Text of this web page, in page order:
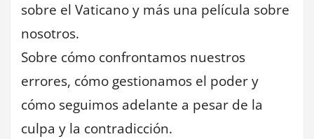
sobre el Vaticano y más una película sobre
nosotros.
Sobre cómo confrontamos nuestros
errores, cómo gestionamos el poder y
cómo seguimos adelante a pesar de la
culpa y la contradicción.